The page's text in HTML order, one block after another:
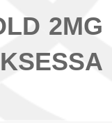
2MG